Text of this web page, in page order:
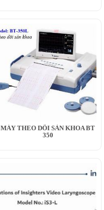
MÁY THEO DÕI SẢN KHOA BT
350